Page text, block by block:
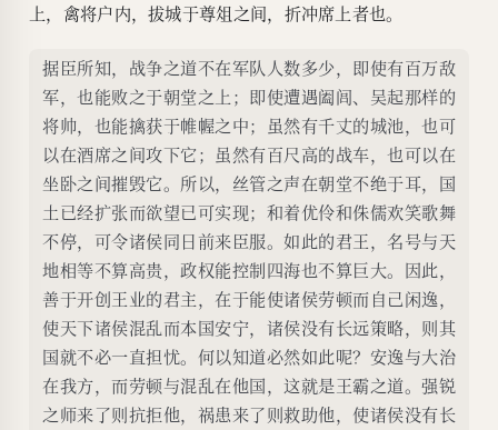
上，禽将户内，拔城于尊俎之间，折冲席上者也。
据臣所知，战争之道不在军队人数多少，即使有百万敌
军，也能败之于朝堂之上；即使遭遇阖闾、吴起那样的
将帅，也能擒获于帷幄之中；虽然有千丈的城池，也可
以在酒席之间攻下它；虽然有百尺高的战车，也可以在
坐卧之间摧毁它。所以，丝管之声在朝堂不绝于耳，国
土已经扩张而欲望已可实现；和着优伶和侏儒欢笑歌舞
不停，可令诸侯同日前来臣服。如此的君王，名号与天
地相等不算高贵，政权能控制四海也不算巨大。因此，
善于开创王业的君主，在于能使诸侯劳顿而自己闲逸，
使天下诸侯混乱而本国安宁，诸侯没有长远策略，则其
国就不必一直担忧。何以知道必然如此呢？安逸与大治
在我方，而劳顿与混乱在他国，这就是王霸之道。强锐
之师来了则抗拒他，祸患来了则救助他，使诸侯没有长